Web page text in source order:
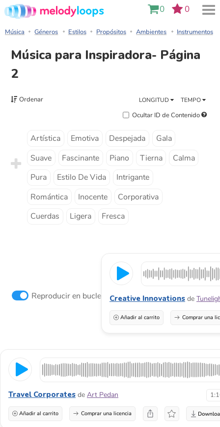
0 0
Música Géneros Estilos Propósitos Ambientes Instrumentos
Música para Inspiradora- Página
2
Ordenar LONGITUD TEMPO
Ocultar ID de Contenido
Artística Emotiva Despejada
Gala
Suave
Fascinante Piano Tierna
Calma
Pura
Estilo De Vida
Intrigante
Romántica
Inocente
Corporativa
Cuerdas
Ligera Fresca
Reproducir en bucle Creative Innovations de
Añadir al carrito Comprar una
Travel Corporates de Art Pedan
Añadir al carrito Comprar una licencia